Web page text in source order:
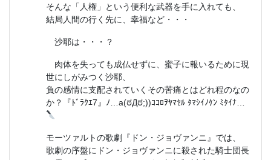
そんな「人権」という便利な武器を手に入れても、
結局人間の行く先に、幸福など・・・
沙耶は・・・？
肉体を失っても成仏せずに、蜜子に報いるために現
世にしがみつく沙耶、
負の感情に支配されていくその苦痛とはどれ程のなの
か？『ﾄﾞﾗｸｴ7』ﾉ…a(ಠДಠ;))ｺｺﾛｦﾔﾏｾﾙ ﾀﾏｼｲﾉｹﾝ ﾐﾀｲﾅ…
モーツァルトの歌劇『ドン・ジョヴァンニ』では、
歌劇の序盤にドン・ジョヴァンニに殺された騎士団長